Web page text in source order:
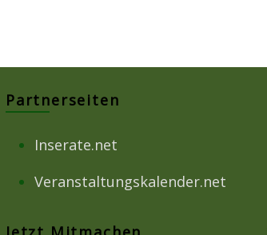
Partnerseiten
Inserate.net
Veranstaltungskalender.net